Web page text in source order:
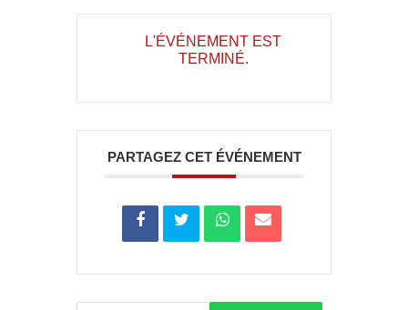
L'ÉVÉNEMENT EST
TERMINÉ.
PARTAGEZ CET ÉVÉNEMENT